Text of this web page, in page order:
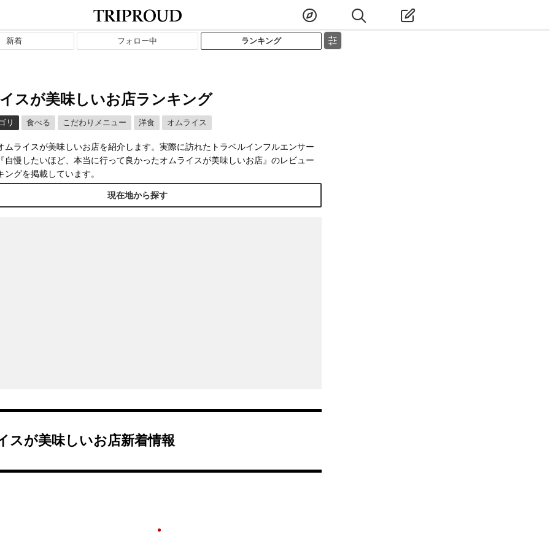
新着 フォロー中 ランキング
スが美味しいお店ランキング
リ 食べる こだわりメニュー 洋食 オムライス
ムライスが美味しいお店を紹介します。実際に訪れたトラベルインフルエンサー
自慢したいほど、本当に行って良かったオムライスが美味しいお店』のレビュー
ングを掲載しています。
現在地から探す
スが美味しいお店新着情報